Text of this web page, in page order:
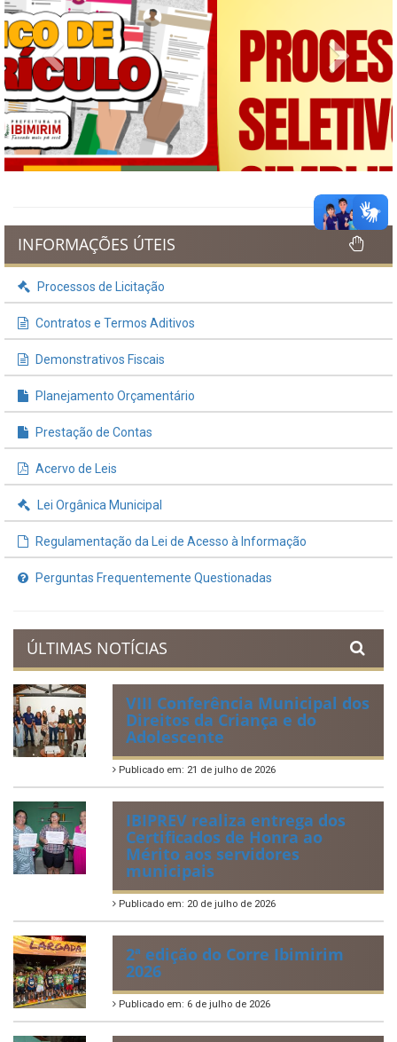
Previous Next
INFORMAÇÕES ÚTEIS
Acervo de Leis
Lei Orgânica Municipal
Regulamentação da Lei de Acesso à Informação
Perguntas Frequentemente Questionadas
ÚLTIMAS NOTÍCIAS
VIII Conferência Municipal dos
Direitos da Criança e do
Adolescente
IBIPREV realiza entrega dos
Certificados de Honra ao
Mérito aos servidores